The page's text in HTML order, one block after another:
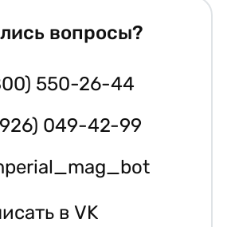
вопросы?
550-26-44
049-42-99
в VK